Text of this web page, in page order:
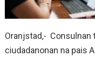
Oranjstad,-
ciudadanonan na pais